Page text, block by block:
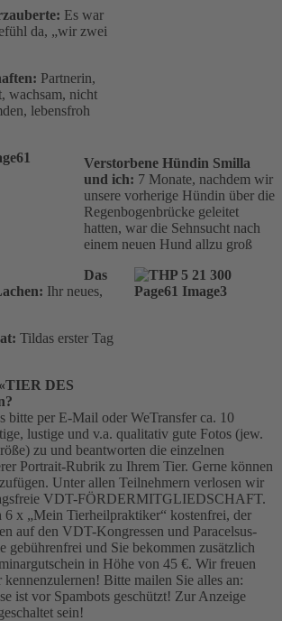
Es war
da, „wir zwei
Partnerin,
wachsam, nicht
lebensfroh
Verstorbene Hündin Smilla
und ich: 7 Monate, nachdem wir
unsere vorherige Hündin über die
Regenbogenbrücke geleitet
hatten, war die Sehnsucht nach
einem neuen Hund allzu groß
Das
Ihr neues,
Tildas erster Tag
DES
bitte per E-Mail oder WeTransfer ca. 10
lustige und v.a. qualitativ gute Fotos (jew.
zu und beantworten die einzelnen
Portrait-Rubrik zu Ihrem Tier. Gerne können
Unter allen Teilnehmern verlosen wir
VDT-FÖRDERMITGLIEDSCHAFT.
6 x „Mein Tierheilpraktiker“ kostenfrei, der
auf den VDT-Kongressen und Paracelsus-
gebührenfrei und Sie bekommen zusätzlich
in Höhe von 45 €. Wir freuen
Bitte mailen Sie alles an:
ist vor Spambots geschützt! Zur Anzeige
sein!